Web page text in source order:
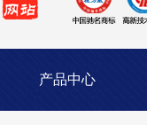
产品中心